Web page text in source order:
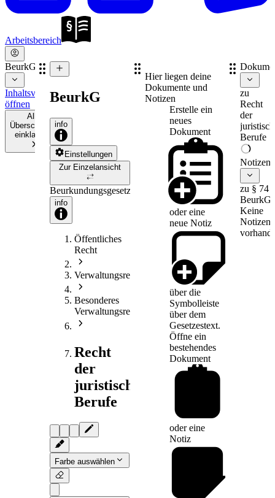
Arbeitsbereich
BeurkG
Inhaltsverzeichnis
öffnen
Alle
Überschriften
einklappen
BeurkG
info
Einstellungen
Zur Einzelansicht
Beurkundungsgesetz
info
Öffentliches
Recht
Verwaltungsrecht
Besonderes
Verwaltungsrecht
Recht
der
juristischen
Berufe
Farbe auswählen
Hier liegen deine
Dokumente und
Notizen
Erstelle ein
neues
Dokument
oder eine
neue Notiz
über die
Symbolleiste
über dem
Gesetzestext.
Öffne ein
bestehendes
Dokument
oder eine
Notiz
zu
Recht
der
Berufe
Notizen
zu § 74
BeurkG
Keine
Notizen